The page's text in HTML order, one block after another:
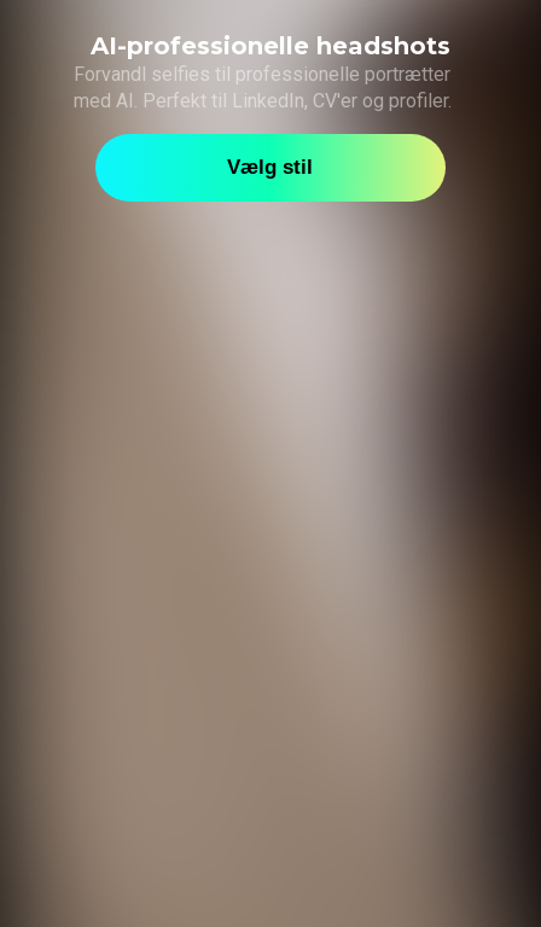
AI-professionelle headshots
Forvandl selfies til professionelle portrætter
med AI. Perfekt til LinkedIn, CV'er og profiler.
Vælg stil